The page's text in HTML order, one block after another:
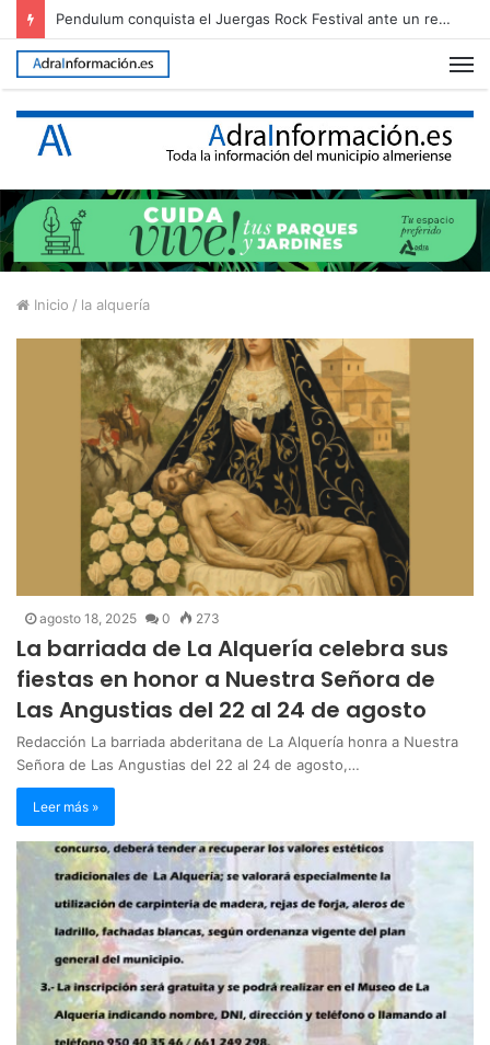
Pendulum conquista el Juergas Rock Festival ante un recinto abarrotado
Inicio / la alquería
agosto 18, 2025 0 273
La barriada de La Alquería celebra sus
fiestas en honor a Nuestra Señora de
Las Angustias del 22 al 24 de agosto
Redacción La barriada abderitana de La Alquería honra a Nuestra
Señora de Las Angustias del 22 al 24 de agosto,…
Leer más »